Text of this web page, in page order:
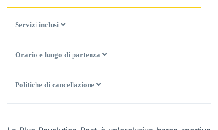
Servizi inclusi
Orario e luogo di partenza
Politiche di cancellazione